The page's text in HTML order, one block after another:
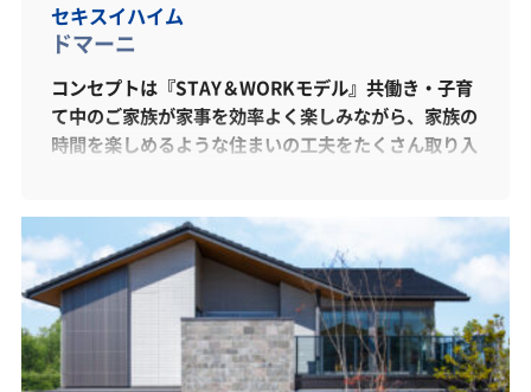
セキスイハイム
ドマーニ
コンセプトは『STAY＆WORKモデル』共働き・子育
て中のご家族が家事を効率よく楽しみながら、家族の
時間を楽しめるような住まいの工夫をたくさん取り入